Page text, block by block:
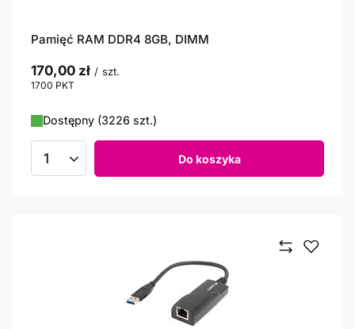
Pamięć RAM DDR4 8GB, DIMM
170,00 zł / szt.
1700 PKT
Dostępny (3226 szt.)
Ilość produktów Do koszyka